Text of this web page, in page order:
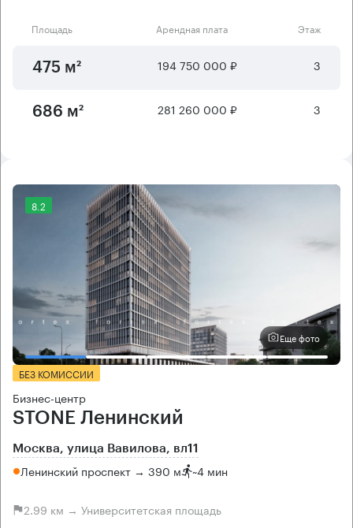
Площадь Арендная плата Этаж
475 м² 194 750 000 ₽ 3
686 м² 281 260 000 ₽ 3
8.2
Еще фото
БЕЗ КОМИССИИ
Бизнес-центр
STONE Ленинский
Москва, улица Вавилова, вл11
Ленинский проспект → 390 м ~4 мин
2.99 км → Университетская площадь